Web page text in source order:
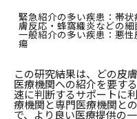
緊急紹介の多い疾患：帯
膚反応・蜂窩織炎などの細
一般紹介の多い疾患：悪
瘍
この研究結果は、どの皮
医療機関への紹介を要す
速に判断するサポートに
療機関と専門医療機関と
で、より良い医療提供の